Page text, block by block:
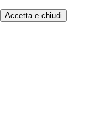
Accetta e chiudi